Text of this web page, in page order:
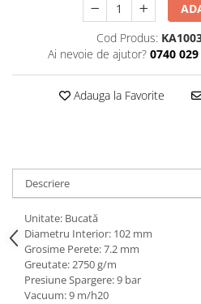
Cod Produs:
Ai nevoie de ajutor? 0740
Adauga la Favorite
Descriere
Unitate: Bucată
Diametru Interior: 102 mm
Grosime Perete: 7.2 mm
Greutate: 2750 g/m
Presiune Spargere: 9 bar
Vacuum: 9 m/h20